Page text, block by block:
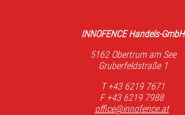
INNOFENCE Handels-GmbH
5162 Obertrum am See
Gruberfeldstraße 1
T +43 6219 7671
F +43 6219 7988
office@innofence.at